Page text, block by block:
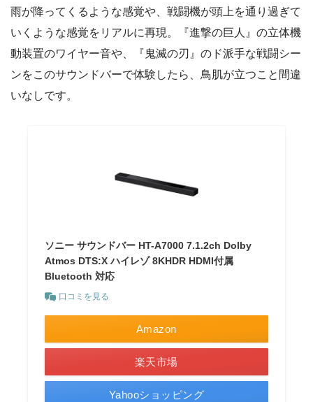
雨が降ってくるような感覚や、戦闘機が頭上を通り過ぎて
いくような感覚をリアルに再現。『進撃の巨人』の立体機
動装置のワイヤー音や、『鬼滅の刃』のド派手な戦闘シー
ンをこのサウンドバーで体験したら、鳥肌が立つこと間違
いなしです。
ソニー サウンドバー HT-A7000 7.1.2ch Dolby
Atmos DTS:X ハイレゾ 8KHDR HDMI付属
Bluetooth 対応
口コミを見る
Amazon
楽天市場
Yahooショッピング